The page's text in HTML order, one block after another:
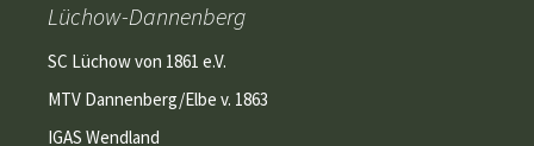
Lüchow-Dannenberg
SC Lüchow von 1861 e.V.
MTV Dannenberg/Elbe v. 1863
IGAS Wendland